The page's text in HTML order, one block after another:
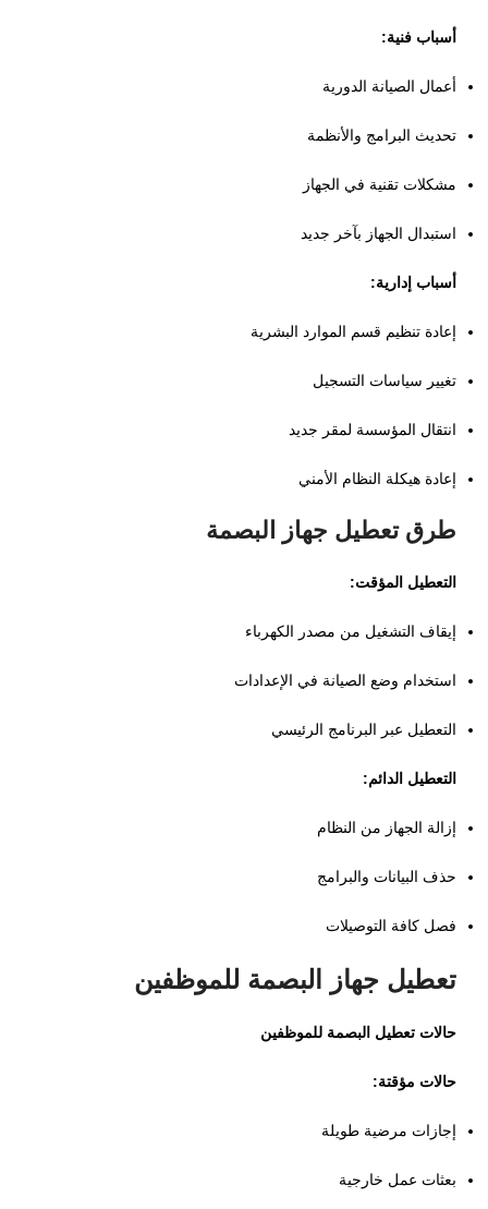
أسباب فنية:
أعمال الصيانة الدورية
تحديث البرامج والأنظمة
مشكلات تقنية في الجهاز
استبدال الجهاز بآخر جديد
أسباب إدارية:
إعادة تنظيم قسم الموارد البشرية
تغيير سياسات التسجيل
انتقال المؤسسة لمقر جديد
إعادة هيكلة النظام الأمني
طرق تعطيل جهاز البصمة
التعطيل المؤقت:
إيقاف التشغيل من مصدر الكهرباء
استخدام وضع الصيانة في الإعدادات
التعطيل عبر البرنامج الرئيسي
التعطيل الدائم:
إزالة الجهاز من النظام
حذف البيانات والبرامج
فصل كافة التوصيلات
تعطيل جهاز البصمة للموظفين
حالات تعطيل البصمة للموظفين
حالات مؤقتة:
إجازات مرضية طويلة
بعثات عمل خارجية